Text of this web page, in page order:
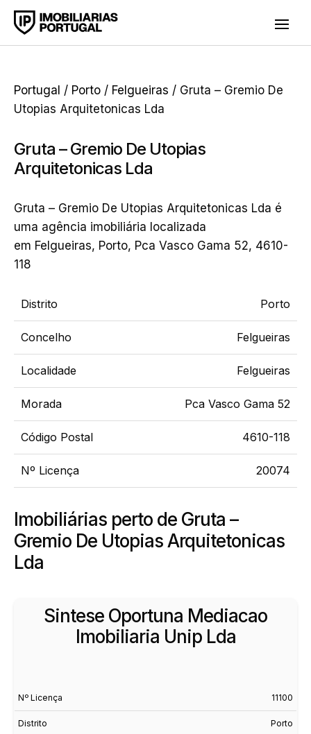
Portugal / Porto / Felgueiras / Gruta – Gremio De
Utopias Arquitetonicas Lda
Gruta – Gremio De Utopias
Arquitetonicas Lda
Gruta – Gremio De Utopias Arquitetonicas Lda é
uma agência imobiliária localizada
em Felgueiras, Porto, Pca Vasco Gama 52, 4610-
118
Distrito Porto
Concelho Felgueiras
Localidade Felgueiras
Morada Pca Vasco Gama 52
Código Postal 4610-118
Nº Licença 20074
Imobiliárias perto de Gruta –
Gremio De Utopias Arquitetonicas
Lda
Sintese Oportuna Mediacao
Imobiliaria Unip Lda
Nº Licença 11100
Distrito Porto